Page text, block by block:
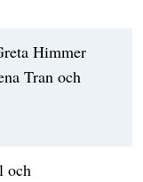
Himmer
Tran och
och